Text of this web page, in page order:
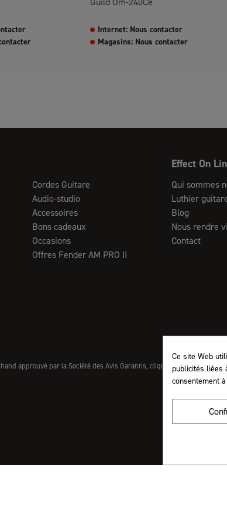
Internet: Nous contacter
Magasins: Nous contacter
Cordes Guitare
Audio-studio
Accessoires
Bons cadeaux
Occasions
Offres Fender AM PRO II
Effect On
Qui sommes
Luthier
Blog
Nous rendre
Contact
approuvé par la Société des Avis Garantis,cliquez ici pour vérifier.
Ce site Web
publicités liées
consentement